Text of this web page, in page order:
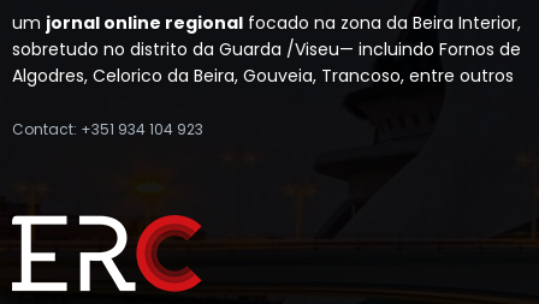
um jornal online regional focado na zona da Beira Interior,
sobretudo no distrito da Guarda /Viseu— incluindo Fornos de
Algodres, Celorico da Beira, Gouveia, Trancoso, entre outros
Contact: +351 934 104 923